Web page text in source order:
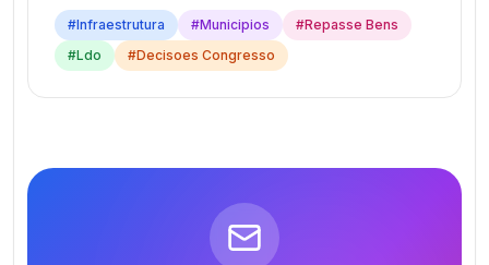
#Infraestrutura #Municipios #Repasse Bens
#Ldo #Decisoes Congresso